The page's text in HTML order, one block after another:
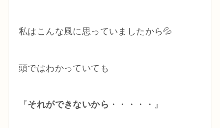
私はこんな風に思っていましたから💦
頭ではわかっていても
『それができないから ・・・・・』